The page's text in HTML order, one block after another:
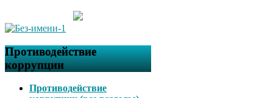
Противодействие
коррупции
Противодействие